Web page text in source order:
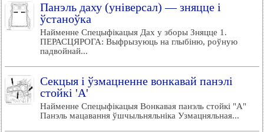
Панэль даху (універсал) — зняцце і
ўстаноўка
Найменне Спецыфікацыя Дах у зборы Зняцце 1.
ПЕРАСЦЯРОГА: Выфрызуюць на глыбіню, роўную
падвойнай...
Секцыя і ўзмацненне вонкавай панэлі
стойкі 'A'
Найменне Спецыфікацыя Вонкавая панэль стойкі "А"
Панэль мацавання ўшчыльняльніка Узмацняльная...